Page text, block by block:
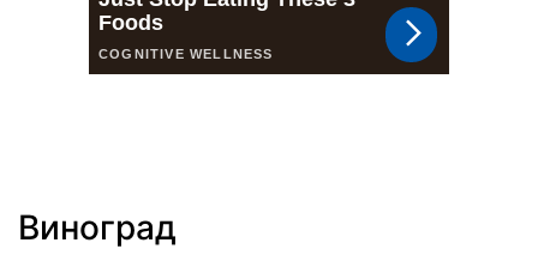
Виноград